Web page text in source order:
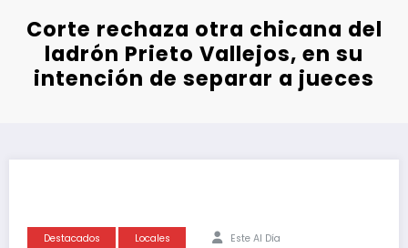
Corte rechaza otra chicana del
ladrón Prieto Vallejos, en su
intención de separar a jueces
Destacados Locales Este Al Día